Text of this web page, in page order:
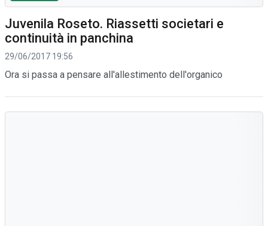
Juvenila Roseto. Riassetti societari e
continuità in panchina
29/06/2017 19:56
Ora si passa a pensare all'allestimento dell'organico